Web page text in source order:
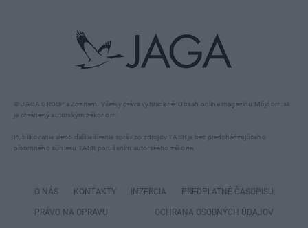
© JAGA GROUP a Zoznam. Všetky práva vyhradené. Obsah online magazínu Môjdom.sk
je chránený autorským zákonom.
Publikovanie alebo ďalšie šírenie správ zo zdrojov TASR je bez predchádzajúceho
písomného súhlasu TASR porušením autorského zákona.
O NÁS KONTAKTY INZERCIA PREDPLATNÉ ČASOPISU
PRÁVO NA OPRAVU OCHRANA OSOBNÝCH ÚDAJOV